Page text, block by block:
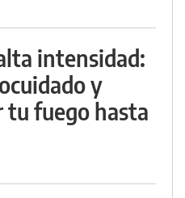
intensidad:
y
tu fuego hasta